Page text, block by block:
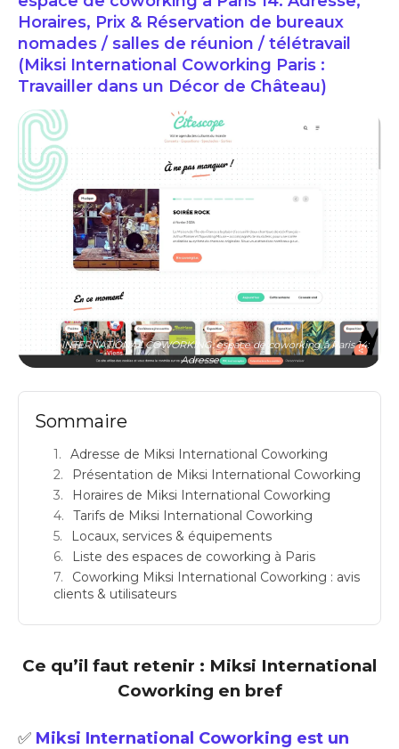
Horaires, Prix & Réservation de bureaux
nomades / salles de réunion / télétravail
(Miksi International Coworking Paris :
Travailler dans un Décor de Château)
MIKSI INTERNATIONAL COWORKING: espace de coworking à Paris 14:
Adresse
Sommaire
Adresse de Miksi International Coworking
Présentation de Miksi International Coworking
Horaires de Miksi International Coworking
Tarifs de Miksi International Coworking
Locaux, services & équipements
Liste des espaces de coworking à Paris
Coworking Miksi International Coworking : avis
clients & utilisateurs
Ce qu’il faut retenir : Miksi International
Coworking en bref
✅ Miksi International Coworking est un